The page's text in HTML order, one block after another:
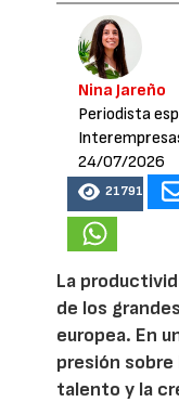
Nina Jareño
Periodista
24/07/2026
21791
La
de los
europea. En
presión
talento y la